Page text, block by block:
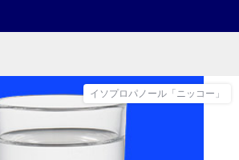
イソプロパノール「ニッコー」